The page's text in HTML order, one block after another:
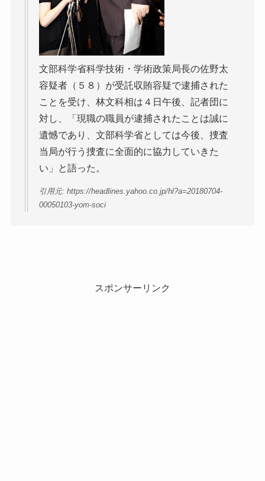
文部科学省科学技術・学術政策局長の佐野太
容疑者（５８）が受託収賄容疑で逮捕された
ことを受け、林文科相は４日午後、記者団に
対し、「現職の職員が逮捕されたことは誠に
遺憾であり、文部科学省としては今後、捜査
当局が行う捜査に全面的に協力していきた
い」と語った。
引用元: https://headlines.yahoo.co.jp/hl?a=20180704-
00050103-yom-soci
スポンサーリンク